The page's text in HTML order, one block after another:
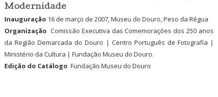
Modernidade
Inauguração 16 de março de 2007, Museu do Douro, Peso da Régua
Organização Comissão Executiva das Comemorações dos 250 anos
da Região Demarcada do Douro | Centro Português de Fotografia |
Ministério da Cultura | Fundação Museu do Douro.
Edição do Catálogo Fundação Museu do Douro